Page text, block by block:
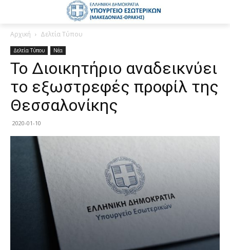
Αρχική Δελτία Τύπου
Δελτία Τύπου Νέα
Το Διοικητήριο αναδεικνύει
το εξωστρεφές προφίλ της
Θεσσαλονίκης
2020-01-10